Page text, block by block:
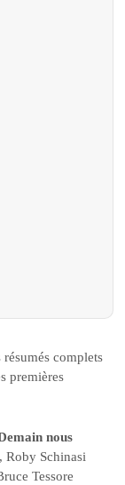
complets
premières
nous
Roby Schinasi
Tessore